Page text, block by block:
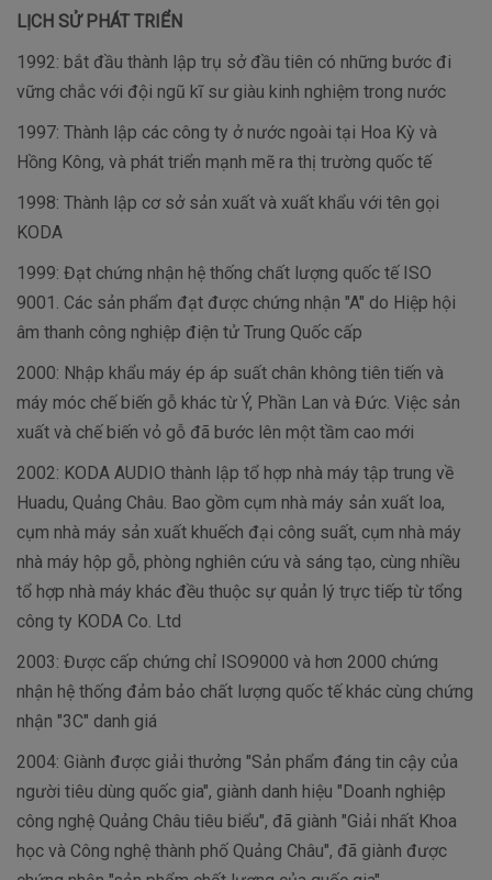
LỊCH SỬ PHÁT TRIỂN
1992: bắt đầu thành lập trụ sở đầu tiên có những bước đi
vững chắc với đội ngũ kĩ sư giàu kinh nghiệm trong nước
1997: Thành lập các công ty ở nước ngoài tại Hoa Kỳ và
Hồng Kông, và phát triển mạnh mẽ ra thị trường quốc tế
1998: Thành lập cơ sở sản xuất và xuất khẩu với tên gọi
KODA
1999: Đạt chứng nhận hệ thống chất lượng quốc tế ISO
9001. Các sản phẩm đạt được chứng nhận "A" do Hiệp hội
âm thanh công nghiệp điện tử Trung Quốc cấp
2000: Nhập khẩu máy ép áp suất chân không tiên tiến và
máy móc chế biến gỗ khác từ Ý, Phần Lan và Đức. Việc sản
xuất và chế biến vỏ gỗ đã bước lên một tầm cao mới
2002: KODA AUDIO thành lập tổ hợp nhà máy tập trung về
Huadu, Quảng Châu. Bao gồm cụm nhà máy sản xuất loa,
cụm nhà máy sản xuất khuếch đại công suất, cụm nhà máy
nhà máy hộp gỗ, phòng nghiên cứu và sáng tạo, cùng nhiều
tổ hợp nhà máy khác đều thuộc sự quản lý trực tiếp từ tổng
công ty KODA Co. Ltd
2003: Được cấp chứng chỉ ISO9000 và hơn 2000 chứng
nhận hệ thống đảm bảo chất lượng quốc tế khác cùng chứng
nhận "3C" danh giá
2004: Giành được giải thưởng "Sản phẩm đáng tin cậy của
người tiêu dùng quốc gia", giành danh hiệu "Doanh nghiệp
công nghệ Quảng Châu tiêu biểu", đã giành "Giải nhất Khoa
học và Công nghệ thành phố Quảng Châu", đã giành được